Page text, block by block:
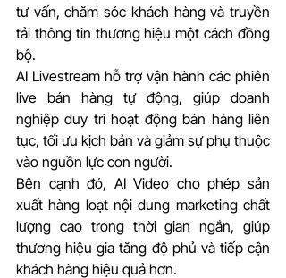
tư vấn, chăm sóc khách hàng và truyền
tải thông tin thương hiệu một cách đồng
bộ.
AI Livestream hỗ trợ vận hành các phiên
live bán hàng tự động, giúp doanh
nghiệp duy trì hoạt động bán hàng liên
tục, tối ưu kịch bản và giảm sự phụ thuộc
vào nguồn lực con người.
Bên cạnh đó, AI Video cho phép sản
xuất hàng loạt nội dung marketing chất
lượng cao trong thời gian ngắn, giúp
thương hiệu gia tăng độ phủ và tiếp cận
khách hàng hiệu quả hơn.